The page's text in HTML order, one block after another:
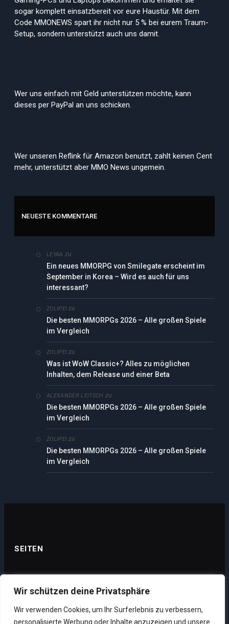
Wir schützen deine Privatsphäre
Wir verwenden Cookies, um Ihr Surferlebnis zu verbessern,
personalisierte Werbung oder Inhalte anzuzeigen und unsere
sogar komplett einsatzbereit vor eure Haustür. Mit dem
Code MMONEWS spart ihr nicht nur 5 % bei eurem Traum-
Setup, sondern unterstützt auch uns damit.
Wer uns einfach mit Geld unterstützen möchte, kann
dieses per PayPal an uns schicken.
Wer unseren Reflink für Amazon benutzt, zahlt keinen Cent
mehr, unterstützt aber MMO News ungemein.
NEUESTE KOMMENTARE
LEYAA zu
Ein neues MMORPG von Smilegate erscheint im
September in Korea – Wird es auch für uns
interessant?
ZOLIPEI zu
Die besten MMORPGs 2026 – Alle großen Spiele
im Vergleich
ZOLIPEI zu
Was ist WoW Classic+? Alles zu möglichen
Inhalten, dem Release und einer Beta
ALEXANDER LEITSCH zu
Die besten MMORPGs 2026 – Alle großen Spiele
im Vergleich
ZOLIPEI zu
Die besten MMORPGs 2026 – Alle großen Spiele
im Vergleich
SEITEN
Datenschutz
Impressum